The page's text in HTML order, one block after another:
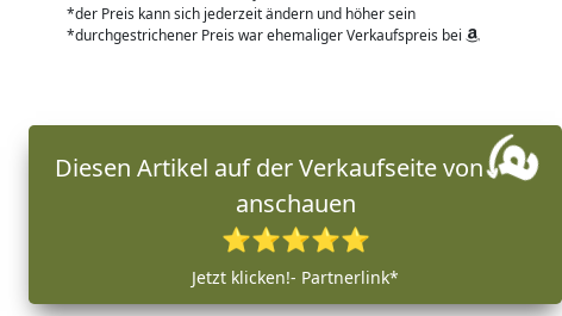
*der Preis kann sich jederzeit ändern und höher sein
*durchgestrichener Preis war ehemaliger Verkaufspreis bei
Diesen Artikel auf der Verkaufseite von
anschauen
⭐⭐⭐⭐⭐
Jetzt klicken!- Partnerlink*